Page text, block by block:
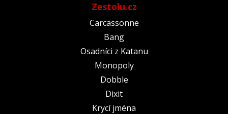
Zestolu.cz
Carcassonne
Bang
Osadníci z Katanu
Monopoly
Dobble
Dixit
Krycí jména